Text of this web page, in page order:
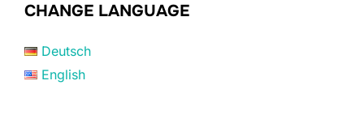
CHANGE LANGUAGE
Deutsch
English